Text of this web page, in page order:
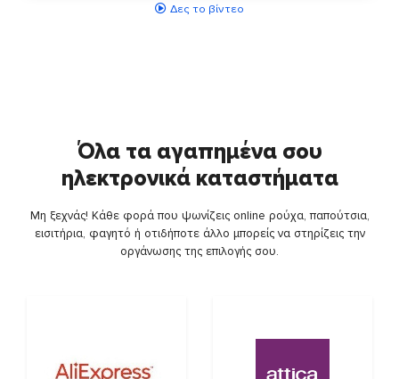
Δες το βίντεο
Όλα τα αγαπημένα σου
ηλεκτρονικά καταστήματα
Μη ξεχνάς! Κάθε φορά που ψωνίζεις online ρούχα, παπούτσια,
εισιτήρια, φαγητό ή οτιδήποτε άλλο μπορείς να στηρίζεις την
οργάνωσης της επιλογής σου.